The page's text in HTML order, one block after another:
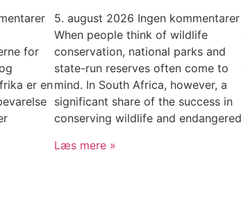
for
er en
5. august 2026 Ingen kommentarer
When people think of wildlife
conservation, national parks and
state-run reserves often come to
mind. In South Africa, however, a
significant share of the success in
conserving wildlife and endangered
Læs mere »